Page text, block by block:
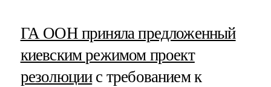
ГА ООН приняла предложенный
киевским режимом проект
резолюциис требованием к